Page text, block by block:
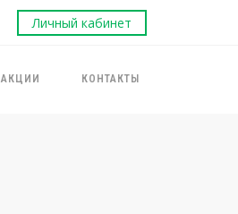
Личный кабинет
АКЦИИ КОНТАКТЫ